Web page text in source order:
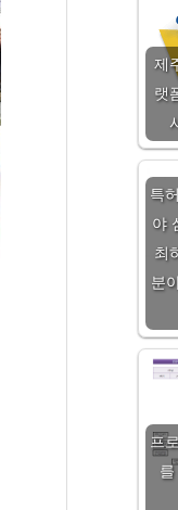
제
랫
특
야
최
분
프